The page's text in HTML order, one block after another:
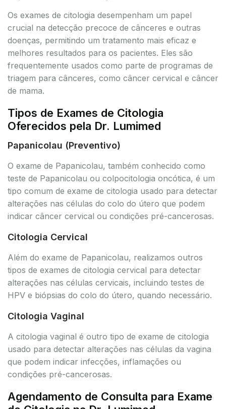
Os exames de citologia desempenham um papel
crucial na detecção precoce de cânceres e outras
doenças, permitindo um tratamento mais eficaz e
melhores resultados para os pacientes. Eles são
frequentemente usados como parte de programas de
triagem para cânceres, como câncer cervical e câncer
de mama.
Tipos de Exames de Citologia
Oferecidos pela Dr. Lumimed
Papanicolau (Preventivo)
O exame de Papanicolau, também conhecido como
teste de Papanicolau ou colpocitologia oncótica, é um
tipo comum de exame de citologia usado para detectar
alterações nas células do colo do útero que podem
indicar câncer cervical ou condições pré-cancerosas.
Citologia Cervical
Além do exame de Papanicolau, realizamos outros
tipos de exames de citologia cervical para detectar
alterações nas células cervicais, incluindo testes de
HPV e biópsias do colo do útero, quando necessário.
Citologia Vaginal
A citologia vaginal é outro tipo de exame de citologia
usado para detectar alterações nas células da vagina
que podem indicar infecções, inflamações ou
condições pré-cancerosas.
Agendamento de Consulta para Exame